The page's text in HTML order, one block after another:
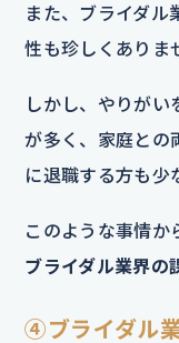
また、ブライダル
性も珍しくありま
しかし、やりが
が多く、家庭との
に退職する方も少
このような事情か
ブライダル業界の
④ブライダル